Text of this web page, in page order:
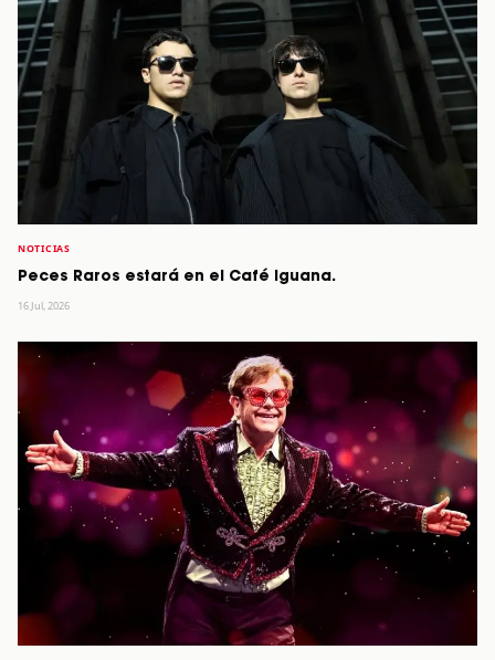
NOTICIAS
Peces Raros estará en el Café Iguana.
16 Jul, 2026